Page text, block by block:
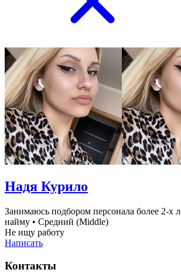
Надя Курило
Занимаюсь подбором персонала более 2-х
найму • Средний (Middle)
Не ищу работу
Написать
Контакты